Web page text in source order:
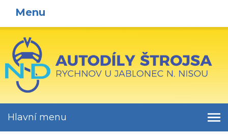
Menu
Hlavní menu